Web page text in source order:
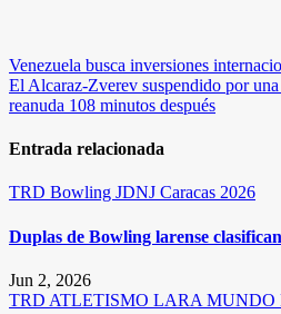
Navegación
de
Venezuela busca inversiones
El Alcaraz-Zverev suspendido por
reanuda 108 minutos después
Entrada relacionada
TRD Bowling JDNJ Caracas 2026
Duplas de Bowling larense
Jun 2, 2026
TRD ATLETISMO LARA MUNDO